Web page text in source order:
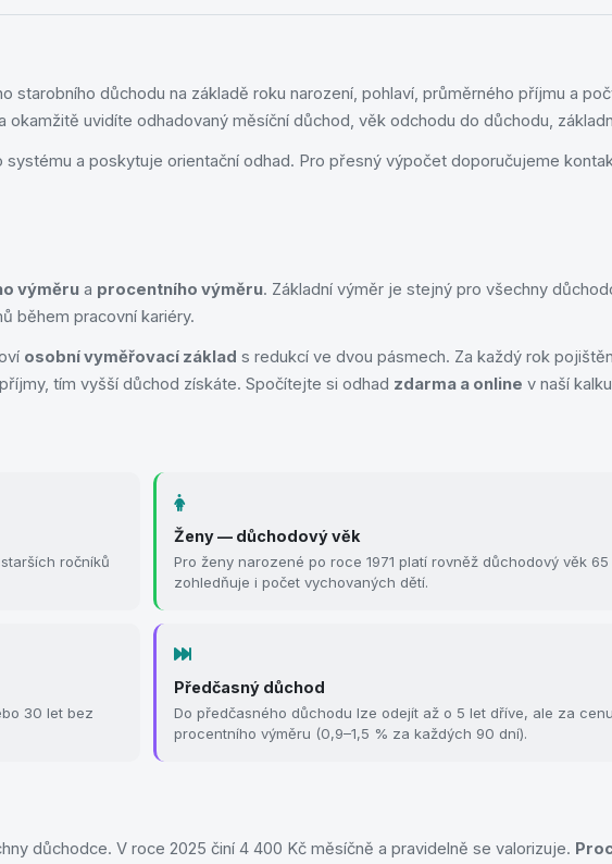
starobního důchodu na základě roku narození, pohlaví, průměrného příjmu a
uvidíte odhadovaný měsíční důchod, věk odchodu do důchodu,
a poskytuje orientační odhad. Pro přesný výpočet doporučujeme
výměru a procentního výměru. Základní výměr je stejný pro všechny
během pracovní kariéry.
osobní vyměřovací základ s redukcí ve dvou pásmech. Za každý rok
tím vyšší důchod získáte. Spočítejte si odhad zdarma a online v naší
ročníků
Ženy — důchodový věk
Pro ženy narozené po roce 1971 platí rovněž důchodový věk
zohledňuje i počet vychovaných dětí.
30 let bez
Předčasný důchod
Do předčasného důchodu lze odejít až o 5 let dříve, ale za
procentního výměru (0,9–1,5 % za každých 90 dní).
důchodce. V roce 2025 činí 4 400 Kč měsíčně a pravidelně se valorizuje.